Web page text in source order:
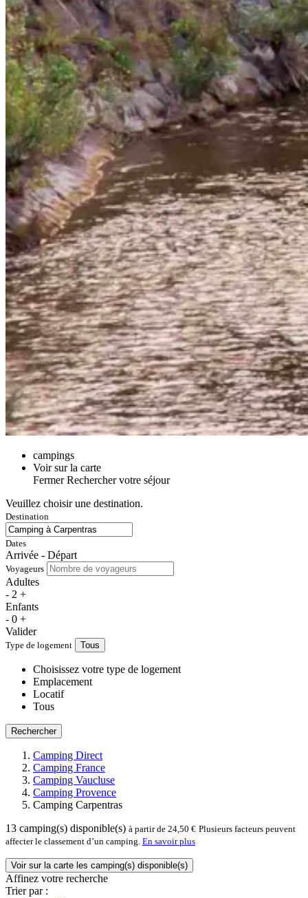
campings
Voir sur la carte
Fermer Rechercher votre séjour
Veuillez choisir une destination.
Destination
Dates
Arrivée - Départ
Voyageurs
Adultes
- 2 +
Enfants
- 0 +
Valider
Type de logement Tous
Choisissez votre type de logement
Emplacement
Locatif
Tous
Rechercher
Camping Direct
Camping France
Camping Vaucluse
Camping Provence
Camping Carpentras
13 camping(s) disponible(s) à partir de 24,50 € Plusieurs facteurs peuvent
affecter le classement d’un camping. En savoir plus
Voir sur la carte les camping(s) disponible(s)
Affinez votre recherche
Trier par :